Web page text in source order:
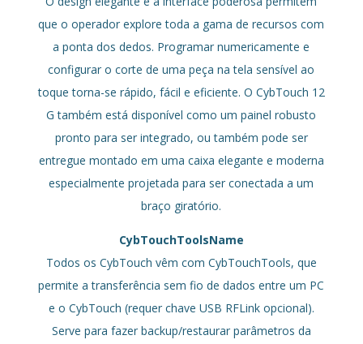
que o operador explore toda a gama de recursos com
a ponta dos dedos. Programar numericamente e
configurar o corte de uma peça na tela sensível ao
toque torna-se rápido, fácil e eficiente. O CybTouch 12
G também está disponível como um painel robusto
pronto para ser integrado, ou também pode ser
entregue montado em uma caixa elegante e moderna
especialmente projetada para ser conectada a um
braço giratório.
CybTouchToolsName
Todos os CybTouch vêm com CybTouchTools, que
permite a transferência sem fio de dados entre um PC
e o CybTouch (requer chave USB RFLink opcional).
Serve para fazer backup/restaurar parâmetros da